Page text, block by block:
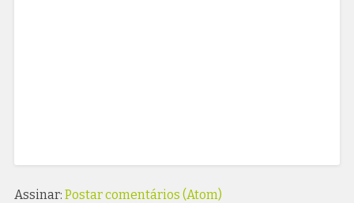
Assinar: Postar comentários (Atom)